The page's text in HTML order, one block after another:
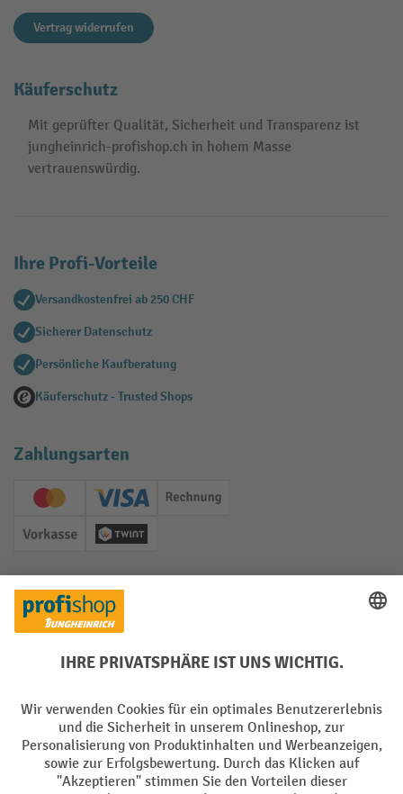
Vertrag widerrufen
Käuferschutz
Mit geprüfter Qualität, Sicherheit und Transparenz ist
jungheinrich-profishop.ch in hohem Masse
vertrauenswürdig.
Ihre Profi-Vorteile
Versandkostenfrei ab 250 CHF
Sicherer Datenschutz
Persönliche Kaufberatung
Käuferschutz - Trusted Shops
Zahlungsarten
Creditcard (Master)Creditcard (Visa)
Rechnung
Vorkasse Twint
Soziale Netzwerke
Facebook
YouTube
LinkedInInstagram
Sprachen
DE FR